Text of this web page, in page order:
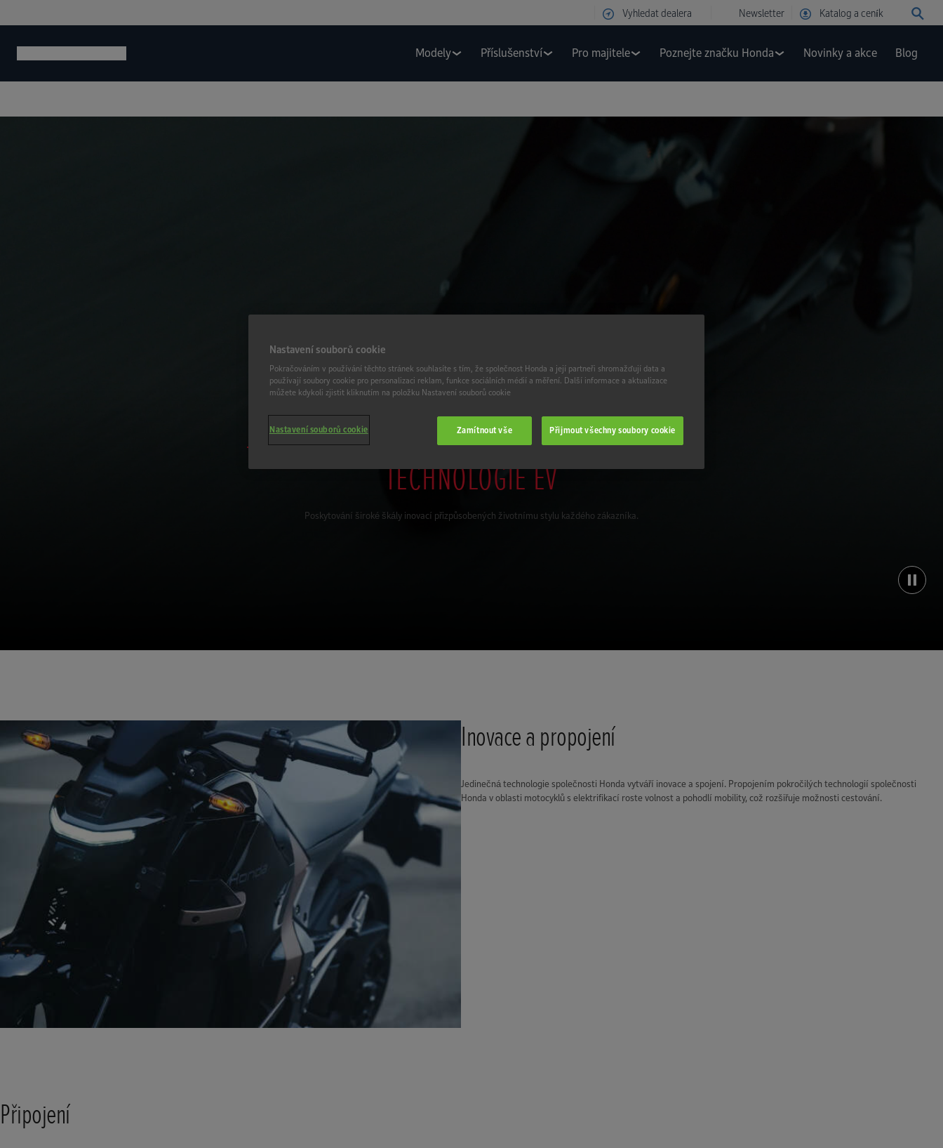
Vyhledat dealera Newsletter Katalog a ceník
Modely Příslušenství Pro majitele Poznejte značku Honda Novinky a akce Blog
TECHNOLOGIE EV
Poskytování široké škály inovací přizpůsobených životnímu stylu každého zákazníka.
Inovace a propojení
Jedinečná technologie společnosti Honda vytváří inovace a spojení. Propojením pokročilých technologií společnosti
Honda v oblasti motocyklů s elektrifikací roste volnost a pohodlí mobility, což rozšiřuje možnosti cestování.
Připojení
Nastavení souborů cookie
Pokračováním v používání těchto stránek souhlasíte s tím, že společnost Honda a její partneři shromažďují data a
používají soubory cookie pro personalizaci reklam, funkce sociálních médií a měření. Další informace a aktualizace
můžete kdykoli zjistit kliknutím na položku Nastavení souborů cookie
Zamítnout vše Přijmout všechny soubory cookie
Nastavení souborů cookie